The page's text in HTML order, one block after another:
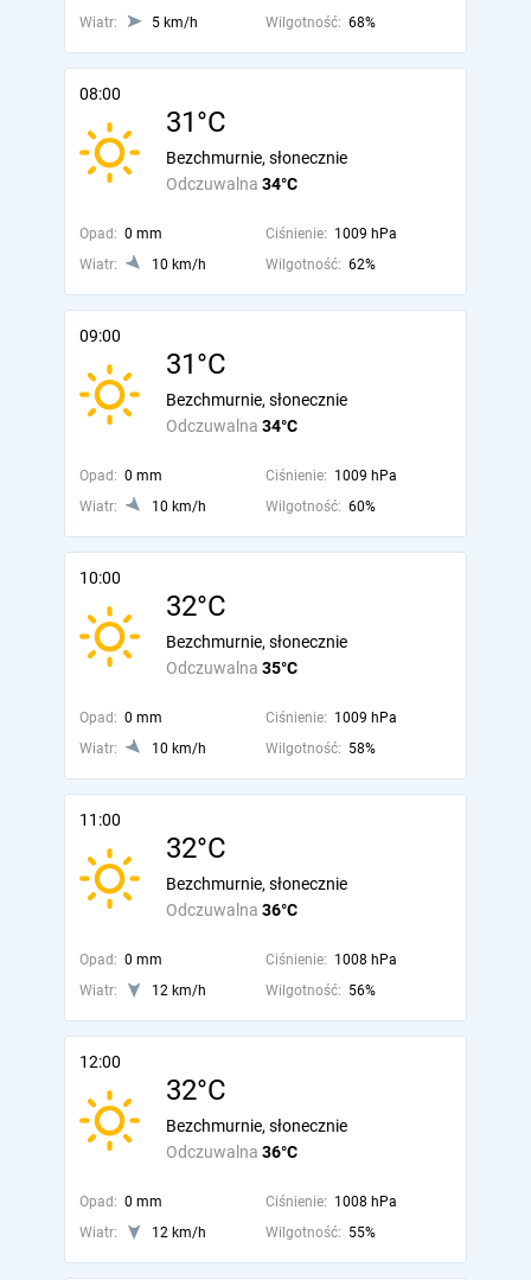
Wiatr: 5 km/h Wilgotność: 68%
08:00
31°C
Odczuwalna 34°C
Bezchmurnie, słonecznie
Opad: 0 mm Ciśnienie: 1009 hPa
Wiatr:
10 km/h Wilgotność: 62%
09:00
31°C
Odczuwalna 34°C
Bezchmurnie, słonecznie
Opad: 0 mm Ciśnienie: 1009 hPa
Wiatr:
10 km/h Wilgotność: 60%
10:00
32°C
Odczuwalna 35°C
Bezchmurnie, słonecznie
Opad: 0 mm Ciśnienie: 1009 hPa
Wiatr:
10 km/h Wilgotność: 58%
11:00
32°C
Odczuwalna 36°C
Bezchmurnie, słonecznie
Opad: 0 mm Ciśnienie: 1008 hPa
Wiatr:
12 km/h Wilgotność: 56%
12:00
32°C
Odczuwalna 36°C
Bezchmurnie, słonecznie
Opad: 0 mm Ciśnienie: 1008 hPa
Wiatr:
12 km/h Wilgotność: 55%